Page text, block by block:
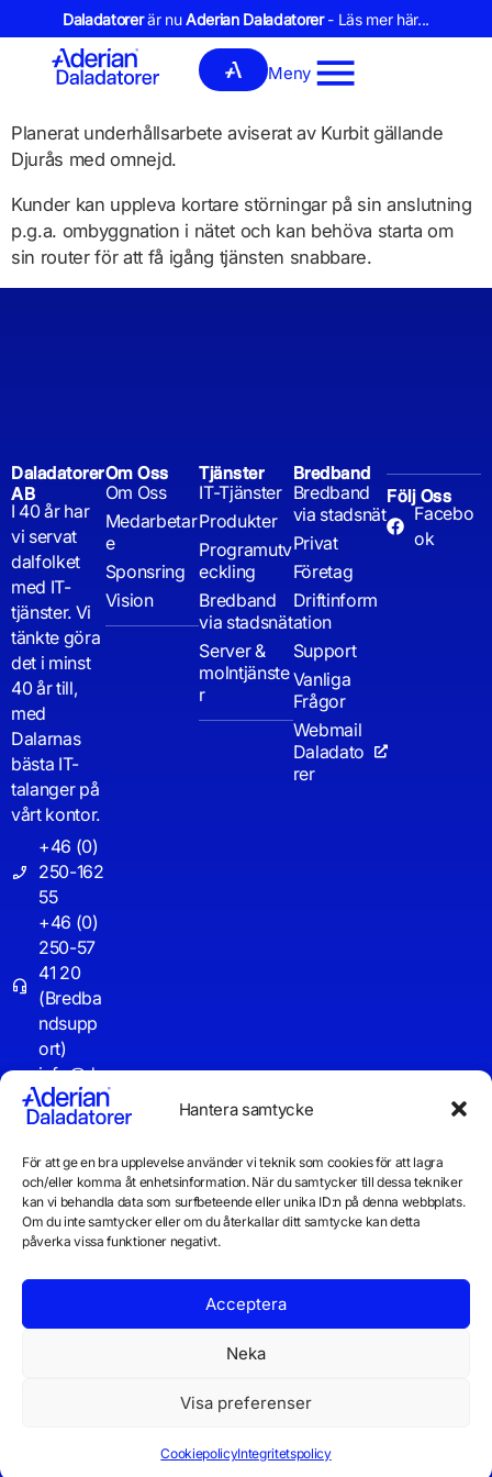
Hantera samtycke
För att ge en bra upplevelse använder vi teknik som cookies för att lagra
och/eller komma åt enhetsinformation. När du samtycker till dessa tekniker
kan vi behandla data som surfbeteende eller unika ID:n på denna webbplats.
Om du inte samtycker eller om du återkallar ditt samtycke kan detta
påverka vissa funktioner negativt.
Acceptera
Neka
Visa preferenser
CookiepolicyIntegritetspolicy
Daladatorerär nuAderian Daladatorer- Läs mer här...
Meny
Planerat underhållsarbete aviserat av Kurbit gällande
Djurås med omnejd.
Kunder kan uppleva kortare störningar på sin anslutning
p.g.a. ombyggnation i nätet och kan behöva starta om
sin router för att få igång tjänsten snabbare.
Daladatorer
AB
I 40 år har
vi servat
dalfolket
med IT-
tjänster. Vi
tänkte göra
det i minst
40 år till,
med
Dalarnas
bästa IT-
talanger på
vårt kontor.
+46 (0)
250-162
55
+46 (0)
250-57
41 20
(Bredba
ndsupp
ort)
info@d
aladator
er.se
Driftinf
o
Om Oss
Om Oss
Medarbetar
e
Sponsring
Vision
Tjänster
IT-Tjänster
Produkter
Programutv
eckling
Bredband
via stadsnät
Server &
molntjänste
r
Bredband
Bredband
via stadsnät
Privat
Företag
Driftinform
ation
Support
Vanliga
Frågor
Webmail
Daladato
rer
Följ Oss
Facebo
ok
© 2026 Daladatorer AB
Cookiepolicy